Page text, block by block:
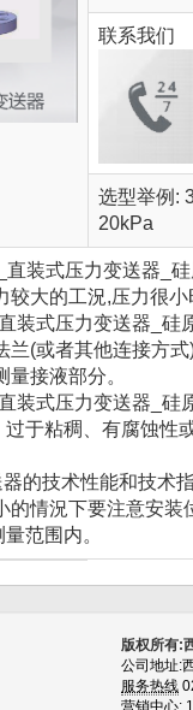
联系我们
选型举例:
20kPa
装式压力变送器_
大的工況,压力很小
装式压力变送器_硅
兰(或者其他连接方
接液部分。
装式压力变送器_硅
于粘稠、有腐蚀性
的技术性能和技术
的情況下要注意安装
范围内。
版权所有:
公司地址:
服务热线
营销中心: